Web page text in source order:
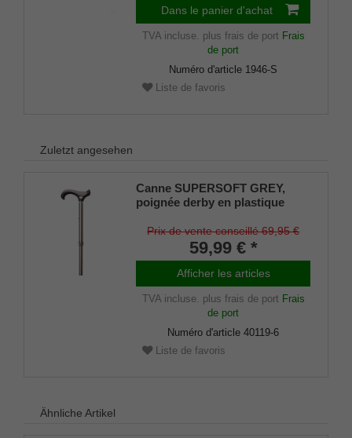
Dans le panier d'achat
TVA incluse. plus frais de port Frais
de port
Numéro d'article 1946-S
Liste de favoris
Zuletzt angesehen
Canne SUPERSOFT GREY,
poignée derby en plastique
caoutchouc souple, montée sur
une canne en métal léger stable
gris étain mat, réglable en
hauteur, coussinets en
caoutchouc inclus.
Prix de vente conseillé 69,95 €
59,99 € *
Afficher les articles
TVA incluse. plus frais de port Frais
de port
Numéro d'article 40119-6
Liste de favoris
Ähnliche Artikel